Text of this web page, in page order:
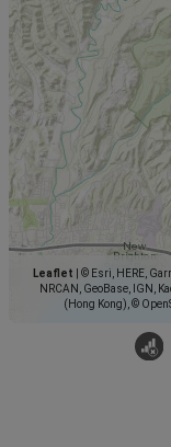
Leaflet
© Esri, HERE,
NRCAN, GeoBase, IGN,
(Hong Kong), ©